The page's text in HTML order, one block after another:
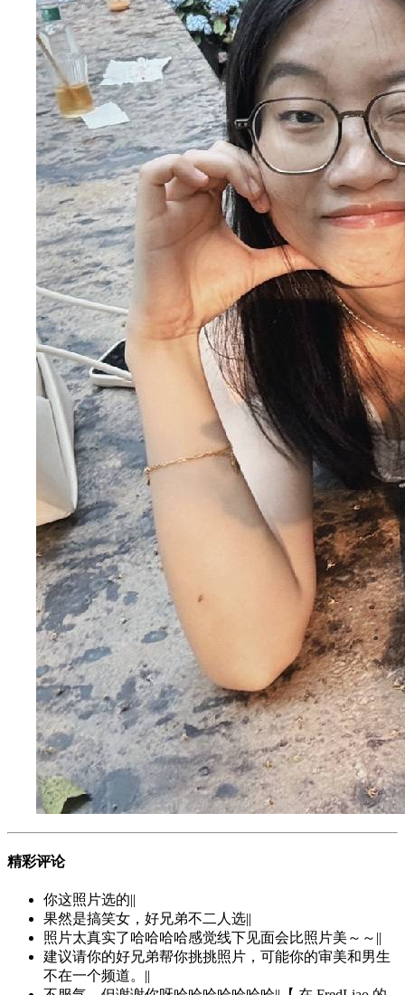
精彩评论
你这照片选的||
果然是搞笑女，好兄弟不二人选||
照片太真实了哈哈哈哈感觉线下见面会比照片美～～||
建议请你的好兄弟帮你挑挑照片，可能你的审美和男生
不在一个频道。||